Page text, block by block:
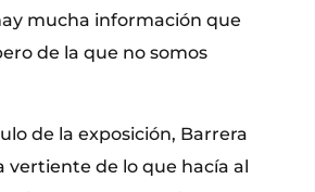
mucha información que
de la que no somos
de la exposición, Barrera
vertiente de lo que hacía al